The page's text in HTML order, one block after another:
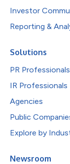
Investor
Reporting &
Solutions
PR Professionals
IR Professionals
Agencies
Public
Explore by
Newsroom